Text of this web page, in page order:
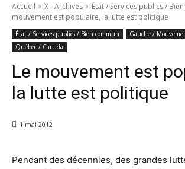
Accueil X - Archives État / Services publics /
mouvement est populaire, la lutte est politique
État / Services publics / Bien commun
Gauche /
Québec / Canada
Le mouvement est
la lutte est politique
1 mai 2012
Pendant des décennies, des grandes